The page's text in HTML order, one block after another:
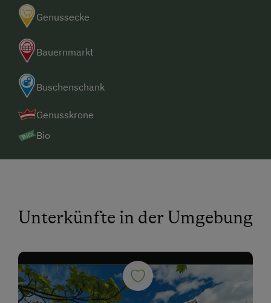
Genussecke
Bauernmarkt
Buschenschank
Genusskrone
Bio
Unterkünfte in der Umgebung